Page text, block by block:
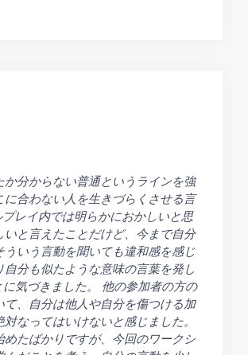
か分からない普通というラインを強
に合わない人を生きづらくさせる言
レイ内では明らかにおかしいと思
いと言えたことだけど、今まで自分
ういう言動を聞いても違和感を感じ
自分も似たような意味の言葉を発し
に気づきました。 他の参加者の方の
て、自分は他人や自分を傷つける加
なってはいけないと感じました。
めたばかりですが、今回のワークシ